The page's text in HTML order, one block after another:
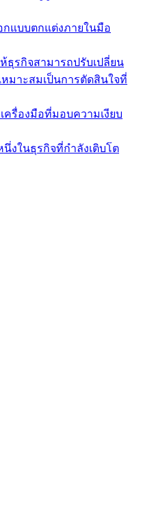
กแบบตกแต่งภายในมือ
ห้ธุรกิจสามารถปรับเปลี่ยน
หมาะสมเป็นการตัดสินใจที่
ครื่องมือที่มอบความเงียบ
งในธุรกิจที่กำลังเติบโต